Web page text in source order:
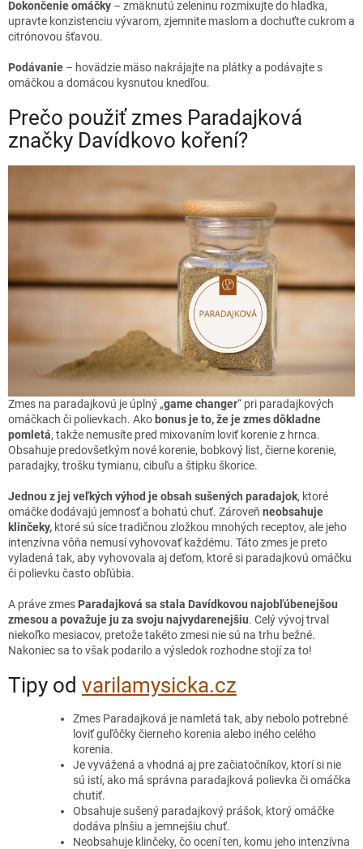
Dokončenie omáčky – zmäknutú zeleninu rozmixujte do hladka,
upravte konzistenciu vývarom, zjemnite maslom a dochuťte cukrom a
citrónovou šťavou.
Podávanie – hovädzie mäso nakrájajte na plátky a podávajte s
omáčkou a domácou kysnutou knedľou.
Prečo použiť zmes Paradajková
značky Davídkovo koření?
Zmes na paradajkovú je úplný „game changer“ pri paradajkových
omáčkach či polievkach. Ako bonus je to, že je zmes dôkladne
pomletá, takže nemusíte pred mixovaním loviť korenie z hrnca.
Obsahuje predovšetkým nové korenie, bobkový list, čierne korenie,
paradajky, trošku tymianu, cibuľu a štipku škorice.
Jednou z jej veľkých výhod je obsah sušených paradajok, ktoré
omáčke dodávajú jemnosť a bohatú chuť. Zároveň neobsahuje
klinčeky, ktoré sú síce tradičnou zložkou mnohých receptov, ale jeho
intenzívna vôňa nemusí vyhovovať každému. Táto zmes je preto
vyladená tak, aby vyhovovala aj deťom, ktoré si paradajkovú omáčku
či polievku často obľúbia.
A práve zmes Paradajková sa stala Davídkovou najobľúbenejšou
zmesou a považuje ju za svoju najvydarenejšiu. Celý vývoj trval
niekoľko mesiacov, pretože takéto zmesi nie sú na trhu bežné.
Nakoniec sa to však podarilo a výsledok rozhodne stojí za to!
Tipy od varilamysicka.cz
Zmes Paradajková je namletá tak, aby nebolo potrebné
loviť guľôčky čierneho korenia alebo iného celého
korenia.
Je vyvážená a vhodná aj pre začiatočníkov, ktorí si nie
sú istí, ako má správna paradajková polievka či omáčka
chutiť.
Obsahuje sušený paradajkový prášok, ktorý omáčke
dodáva plnšiu a jemnejšiu chuť.
Neobsahuje klinčeky, čo ocení ten, komu jeho intenzívna